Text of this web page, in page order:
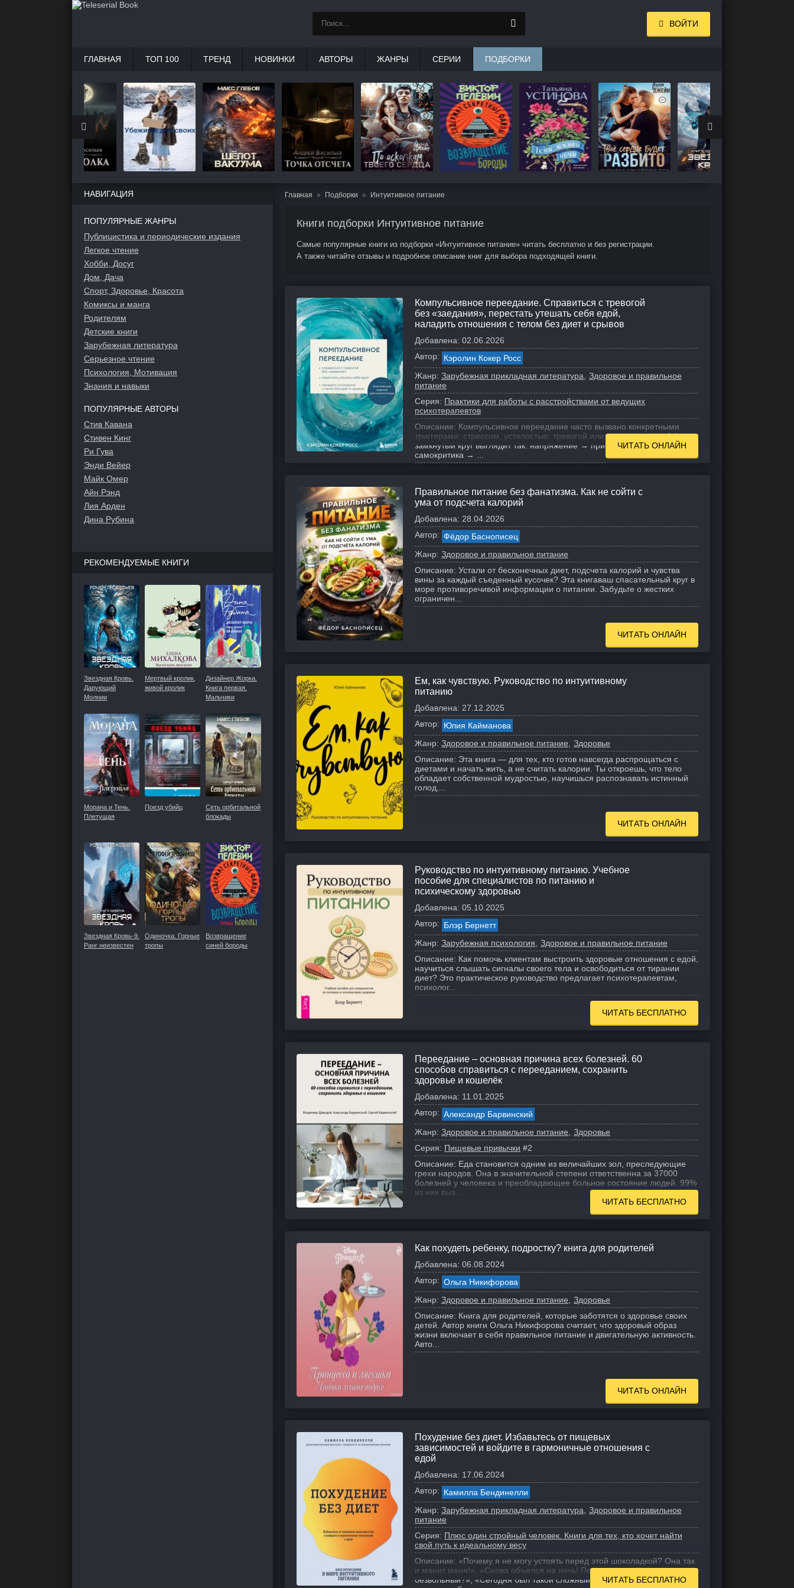
Главная Подборки Интуитивное питание
Книги подборки Интуитивное питание
Самые популярные книги из подборки «Интуитивное питание» читать бесплатно и без регистрации.
А также читайте отзывы и подробное описание книг для выбора подходящей книги.
Компульсивное переедание. Справиться с тревогой
без «заедания», перестать утешать себя едой,
наладить отношения с телом без диет и срывов
Добавлена: 02.06.2026
Автор: Кэролин Кокер Росс
Жанр: Зарубежная прикладная литература
Здоровое и правильное
питание
Серия: Практики для работы с расстройствами от ведущих
психотерапевтов
Описание: Компульсивное переедание часто вызвано конкретными
триггерами: стрессом, усталостью, тревогой или одиночеством. Обычно
замкнутый круг выглядит так: напряжение → приступ → стыд и
самокритика → ...
ЧИТАТЬ ОНЛАЙН
Правильное питание без фанатизма. Как не сойти с
ума от подсчета калорий
Добавлена: 28.04.2026
Автор: Фёдор Баснописец
Жанр: Здоровое и правильное питание
Описание: Устали от бесконечных диет, подсчета калорий и чувства
вины за каждый съеденный кусочек? Эта книгаваш спасательный круг в
море противоречивой информации о питании. Забудьте о жестких
ограничен...
ЧИТАТЬ ОНЛАЙН
Ем, как чувствую. Руководство по интуитивному
питанию
Добавлена: 27.12.2025
Автор: Юлия Кайманова
Жанр: Здоровое и правильное питание
Здоровье
Описание: Эта книга — для тех, кто готов навсегда распрощаться с
диетами и начать жить, а не считать калории. Ты откроешь, что тело
обладает собственной мудростью, научишься распознавать истинный
голод,...
ЧИТАТЬ ОНЛАЙН
Руководство по интуитивному питанию. Учебное
пособие для специалистов по питанию и
психическому здоровью
Добавлена: 05.10.2025
Автор: Блэр Бернетт
Жанр: Зарубежная психология
Здоровое и правильное питание
Описание: Как помочь клиентам выстроить здоровые отношения с едой,
научиться слышать сигналы своего тела и освободиться от тирании
диет? Это практическое руководство предлагает психотерапевтам,
психолог...
ЧИТАТЬ БЕСПЛАТНО
Переедание – основная причина всех болезней. 60
способов справиться с перееданием, сохранить
здоровье и кошелёк
Добавлена: 11.01.2025
Автор: Александр Барвинский
Жанр: Здоровое и правильное питание
Здоровье
Серия: Пищевые привычки #2
Описание: Еда становится одним из величайших зол, преследующие
грехи народов. Она в значительной степени ответственна за 37000
болезней у человека и преобладающее больное состояние людей. 99%
из них выз...
ЧИТАТЬ БЕСПЛАТНО
Как похудеть ребенку, подростку? книга для родителей
Добавлена: 06.08.2024
Автор: Ольга Никифорова
Жанр: Здоровое и правильное питание
Здоровье
Описание: Книга для родителей, которые заботятся о здоровье своих
детей. Автор книги Ольга Никифорова считает, что здоровый образ
жизни включает в себя правильное питание и двигательную активность.
Авто...
ЧИТАТЬ ОНЛАЙН
Похудение без диет. Избавьтесь от пищевых
зависимостей и войдите в гармоничные отношения с
едой
Добавлена: 17.06.2024
Автор: Камилла Бендинелли
Жанр: Зарубежная прикладная литература
Здоровое и правильное
питание
Серия: Плюс один стройный человек. Книги для тех, кто хочет найти
свой путь к идеальному весу
Описание: «Почему я не могу устоять перед этой шоколадкой? Она так
и манит меня!», «Снова объелся на ночь! Почему я такой
безвольный?», «Сегодня был такой сложный день, кажется, пора
ЧИТАТЬ БЕСПЛАТНО
НАВИГАЦИЯ
ПОПУЛЯРНЫЕ ЖАНРЫ
Публицистика и периодические издания
Легкое чтение
Хобби, Досуг
Дом, Дача
Спорт, Здоровье, Красота
Комиксы и манга
Родителям
Детские книги
Зарубежная литература
Серьезное чтение
Психология, Мотивация
Знания и навыки
ПОПУЛЯРНЫЕ АВТОРЫ
Стив Кавана
Стивен Кинг
Ри Гува
Энди Вейер
Майк Омер
Айн Рэнд
Лия Арден
Дина Рубина
РЕКОМЕНДУЕМЫЕ КНИГИ
Звездная Кровь.
Дарующий
Молнии
Мертвый кролик,
живой кролик
Дизайнер Жорка.
Книга первая.
Мальчики
Морана и Тень.
Плетущая
Поезд убийц
Сеть орбитальной
блокады
Звездная Кровь-9.
Ранг неизвестен
Одиночка. Горные
тропы
Возвращение
синей бороды
ВОЙТИ
ГЛАВНАЯ ТОП 100 ТРЕНД НОВИНКИ АВТОРЫ ЖАНРЫ СЕРИИ ПОДБОРКИ